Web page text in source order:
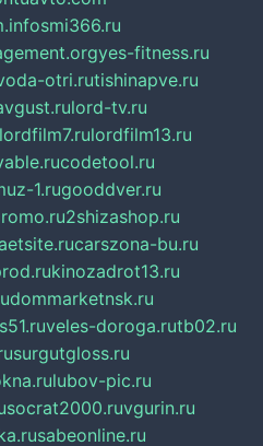
smi366.ru
yes-fitness.ru
otri.rutishinapve.ru
lord-tv.ru
lordfilm7.rulordfilm13.ru
codetool.ru
1.rugooddver.ru
2shizashop.ru
carszona-bu.ru
kinozadrot13.ru
dommarketnsk.ru
veles-doroga.rutb02.ru
surgutgloss.ru
lubov-pic.ru
socrat2000.ruvgurin.ru
sabeonline.ru